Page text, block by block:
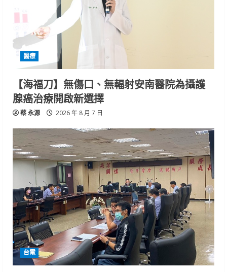
醫療
【海福刀】無傷口、無輻射安南醫院為攝護
腺癌治療開啟新選擇
蔡 永源 2026 年 8 月 7 日
台電